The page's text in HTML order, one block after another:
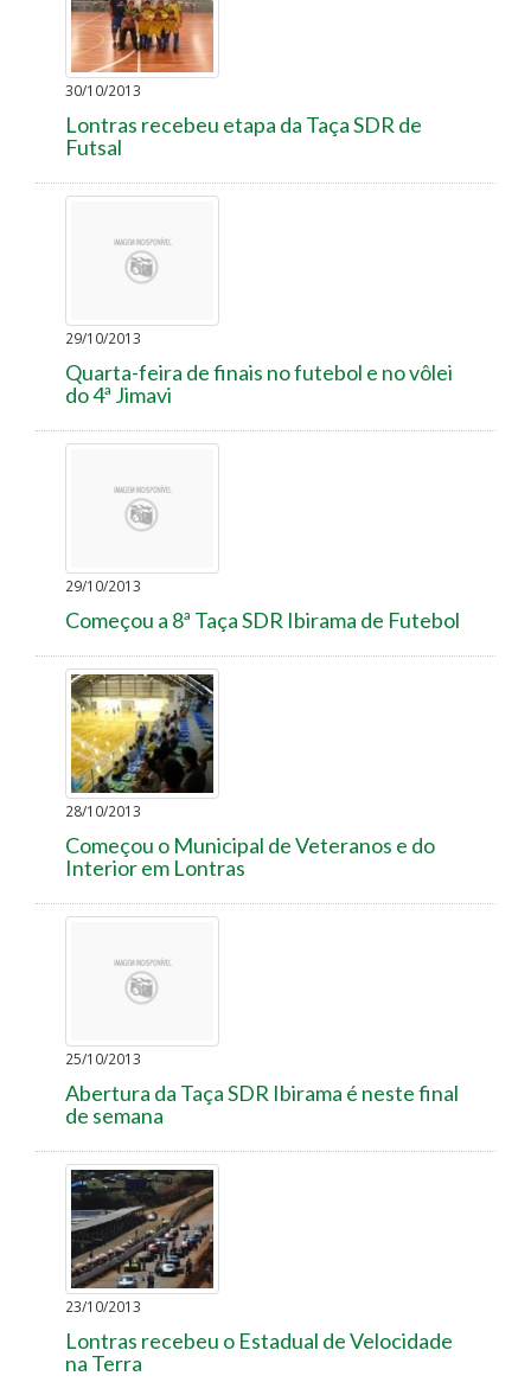
30/10/2013
Lontras recebeu etapa da Taça SDR de
Futsal
29/10/2013
Quarta-feira de finais no futebol e no vôlei
do 4ª Jimavi
29/10/2013
Começou a 8ª Taça SDR Ibirama de Futebol
28/10/2013
Começou o Municipal de Veteranos e do
Interior em Lontras
25/10/2013
Abertura da Taça SDR Ibirama é neste final
de semana
23/10/2013
Lontras recebeu o Estadual de Velocidade
na Terra